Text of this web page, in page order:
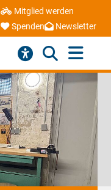
Mitglied werden
Spenden
Newsletter